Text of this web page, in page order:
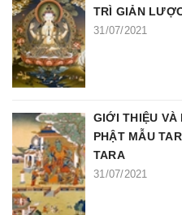
TRÌ GIẢN
31/07/2021
GIỚI THIỆU VÀ
PHẬT MẪU
TARA
31/07/2021